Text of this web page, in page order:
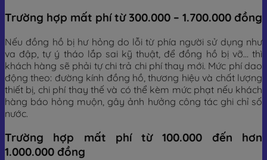
Trường hợp mất phí từ 300.000 – 1.700.000 đồng
Nếu đồng hồ bị hư hỏng do lỗi từ phía người sử dụng như
va đập, tự ý tháo lắp sai kỹ thuật, để đồng hồ bị vỡ… thì
khách hàng sẽ phải tự chi trả chi phí thay mới. Mức phí dao
động theo: đường kính đồng hồ, thương hiệu và chất lượng
thiết bị, chi phí thay thế và có thể kèm mức phạt nếu khách
hàng báo hỏng muộn, gây ảnh hưởng công tác ghi chỉ số
nước.
Trường hợp mất phí từ 100.000 đến hơn
1.000.000 đồng